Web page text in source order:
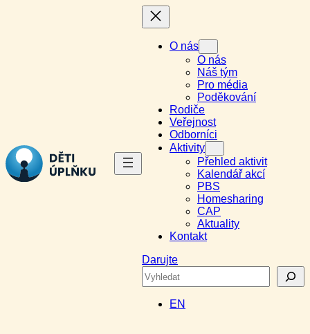
O nás
O nás
Náš tým
Pro média
Poděkování
Rodiče
Veřejnost
Odborníci
Aktivity
Přehled aktivit
Kalendář akcí
PBS
Homesharing
CAP
Aktuality
Kontakt
Darujte
Search
EN